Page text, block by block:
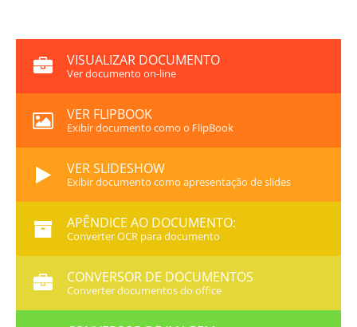
VISUALIZAR DOCUMENTO
Ver documento on-line
VER FLIPBOOK
Exibir documento como o FlipBook
VER SLIDESHOW
Exibir documento como apresentação de slides
APÊNDICE AO DOCUMENTO:
Converter OCR para documento
CONVERSOR DE DOCUMENTOS
Converter documentos do office